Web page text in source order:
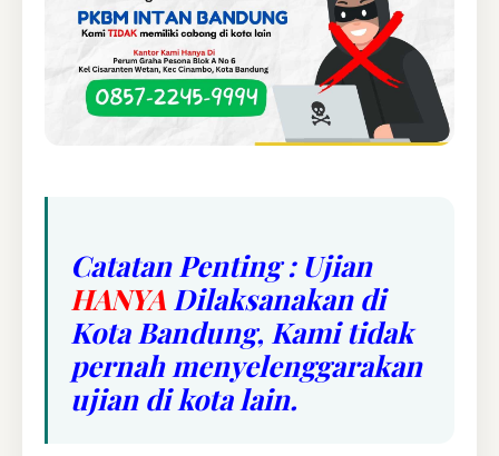
Catatan Penting : Ujian
HANYA Dilaksanakan di
Kota Bandung, Kami tidak
pernah menyelenggarakan
ujian di kota lain.